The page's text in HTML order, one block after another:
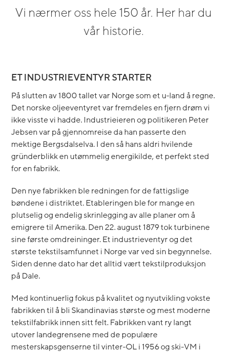
Vi nærmer oss hele 150 år. Her har du
vår historie.
ET INDUSTRIEVENTYR STARTER
På slutten av 1800 tallet var Norge som et u-land å regne.
Det norske oljeeventyret var fremdeles en fjern drøm vi
ikke visste vi hadde. Industrieieren og politikeren Peter
Jebsen var på gjennomreise da han passerte den
mektige Bergsdalselva. I den så hans aldri hvilende
gründerblikk en utømmelig energikilde, et perfekt sted
for en fabrikk.
Den nye fabrikken ble redningen for de fattigslige
bøndene i distriktet. Etableringen ble for mange en
plutselig og endelig skrinlegging av alle planer om å
emigrere til Amerika. Den 22. august 1879 tok turbinene
sine første omdreininger. Et industrieventyr og det
største tekstilsamfunnet i Norge var ved sin begynnelse.
Siden denne dato har det alltid vært tekstilproduksjon
på Dale.
Med kontinuerlig fokus på kvalitet og nyutvikling vokste
fabrikken til å bli Skandinavias største og mest moderne
tekstilfabrikk innen sitt felt. Fabrikken vant ry langt
utover landegrensene med de populære
mesterskapsgenserne til vinter-OL i 1956 og ski-VM i